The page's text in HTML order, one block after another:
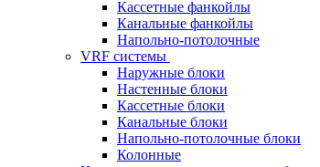
Кассетные фанкойлы
Канальные фанкойлы
Напольно-потолочные
VRF системы
Наружные блоки
Настенные блоки
Кассетные блоки
Канальные блоки
Напольно-потолочные блоки
Колонные